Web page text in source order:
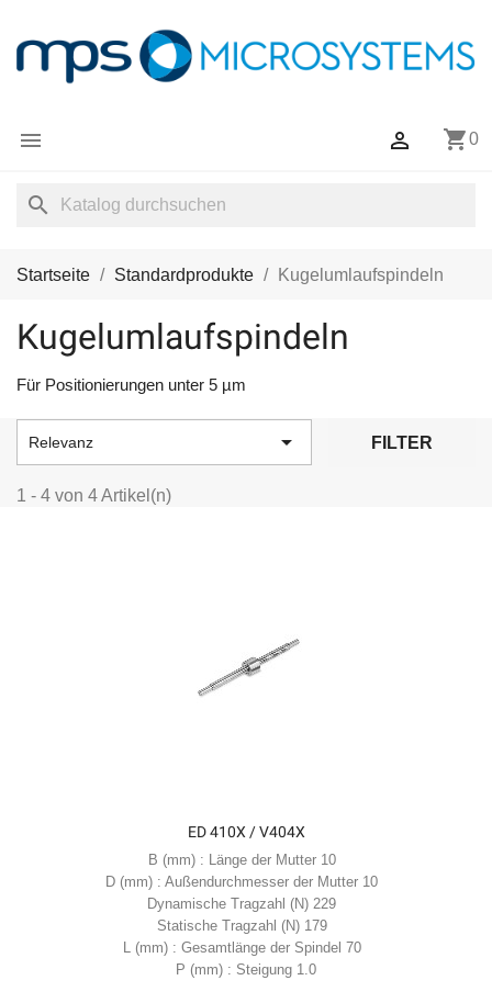
 shopping_cart0

search
Startseite Standardprodukte Kugelumlaufspindeln
Kugelumlaufspindeln
Für Positionierungen unter 5 µm
Relevanz  FILTER
1 - 4 von 4 Artikel(n)
ED 410X / V404X
B (mm) : Länge der Mutter 10
D (mm) : Außendurchmesser der Mutter 10
Dynamische Tragzahl (N) 229
Statische Tragzahl (N) 179
L (mm) : Gesamtlänge der Spindel 70
P (mm) : Steigung 1.0